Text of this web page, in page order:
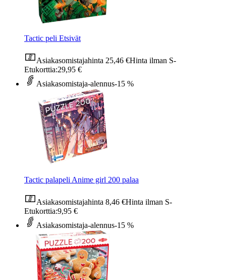
Tactic peli Etsivät
Asiakasomistajahinta 25,46 €Hinta ilman S-
Etukorttia:29,95 €
Asiakasomistaja-alennus-15 %
Tactic palapeli Anime girl 200 palaa
Asiakasomistajahinta 8,46 €Hinta ilman S-
Etukorttia:9,95 €
Asiakasomistaja-alennus-15 %